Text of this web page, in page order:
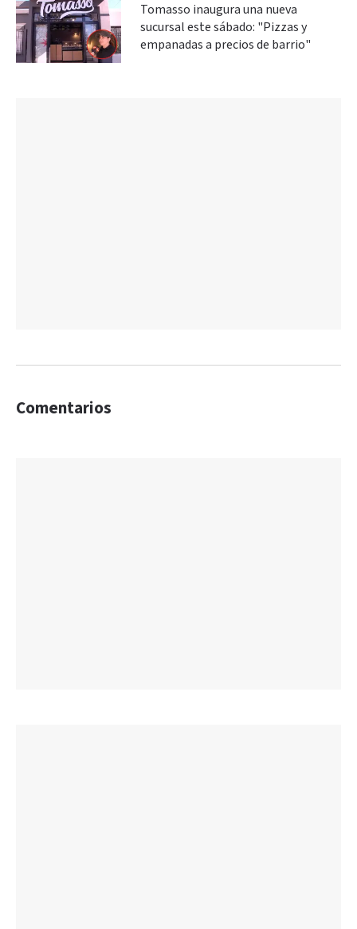
Tomasso inaugura una nueva
sucursal este sábado: "Pizzas y
empanadas a precios de barrio"
Comentarios